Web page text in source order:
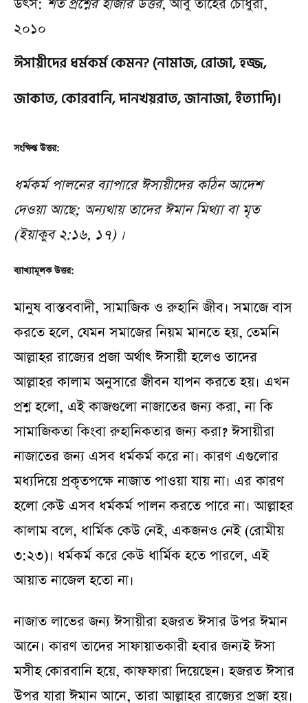
উৎস: শত প্রশ্নের হাজার উত্তর, আবু তাহের চৌধুরী,
২০১০
ঈসায়ীদের ধর্মকর্ম কেমন? (নামাজ, রোজা, হজ্জ,
জাকাত, কোরবানি, দানখয়রাত, জানাজা, ইত্যাদি)।
সংক্ষিপ্ত উত্তর:
ধর্মকর্ম পালনের ব্যাপারে ঈসায়ীদের কঠিন আদেশ
দেওয়া আছে; অন্যথায় তাদের ঈমান মিথ্যা বা মৃত
(ইয়াকুব ২:১৬, ১৭) ।
ব্যাখ্যামূলক উত্তর:
মানুষ বাস্তববাদী, সামাজিক ও রুহানি জীব। সমাজে বাস
করতে হলে, যেমন সমাজের নিয়ম মানতে হয়, তেমনি
আল্লাহর রাজ্যের প্রজা অর্থাৎ ঈসায়ী হলেও তাদের
আল্লাহর কালাম অনুসারে জীবন যাপন করতে হয়। এখন
প্রশ্ন হলো, এই কাজগুলো নাজাতের জন্য করা, না কি
সামাজিকতা কিংবা রুহানিকতার জন্য করা? ঈসায়ীরা
নাজাতের জন্য এসব ধর্মকর্ম করে না। কারণ এগুলোর
মধ্যদিয়ে প্রকৃতপক্ষে নাজাত পাওয়া যায় না। এর কারণ
হলো কেউ এসব ধর্মকর্ম পালন করতে পারে না। আল্লাহর
কালাম বলে, ধার্মিক কেউ নেই, একজনও নেই (রোমীয়
৩:২৩)। ধর্মকর্ম করে কেউ ধার্মিক হতে পারলে, এই
আয়াত নাজেল হতো না।
নাজাত লাভের জন্য ঈসায়ীরা হজরত ঈসার উপর ঈমান
আনে। কারণ তাদের সাফায়াতকারী হবার জন্যই ঈসা
মসীহ কোরবানি হয়ে, কাফফারা দিয়েছেন। হজরত ঈসার
উপর যারা ঈমান আনে, তারা আল্লাহর রাজ্যের প্রজা হয়।